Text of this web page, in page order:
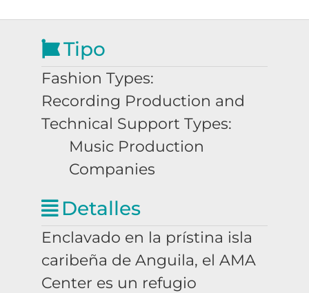
Tipo
Fashion Types:
Recording Production and
Technical Support Types:
Music Production
Companies
Detalles
Enclavado en la prístina isla
caribeña de Anguila, el AMA
Center es un refugio